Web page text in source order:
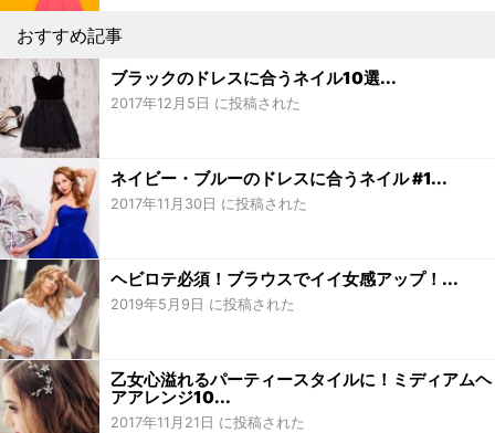
おすすめ記事
ブラックのドレスに合うネイル10選...
2017年12月5日 に投稿された
ネイビー・ブルーのドレスに合うネイル #1...
2017年11月30日 に投稿された
ヘビロテ必須！ブラウスでイイ女感アップ！...
2019年5月9日 に投稿された
乙女心溢れるパーティースタイルに！ミディアムヘ
アアレンジ10...
2017年11月21日 に投稿された